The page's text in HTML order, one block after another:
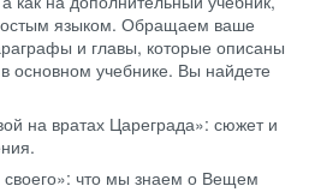
языком. Обращаем ваше
и главы, которые описаны
основном учебнике. Вы найдете
на вратах Цареграда»: сюжет и
что мы знаем о Вещем